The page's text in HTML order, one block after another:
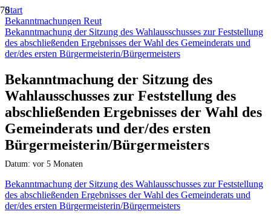
Start
Bekanntmachungen Reut
Bekanntmachung der Sitzung des Wahlausschusses zur Feststellung
des abschließenden Ergebnisses der Wahl des Gemeinderats und
der/des ersten Bürgermeisterin/Bürgermeisters
Bekanntmachung der Sitzung des
Wahlausschusses zur Feststellung des
abschließenden Ergebnisses der Wahl des
Gemeinderats und der/des ersten
Bürgermeisterin/Bürgermeisters
Datum: vor 5 Monaten
Bekanntmachung der Sitzung des Wahlausschusses zur Feststellung
des abschließenden Ergebnisses der Wahl des Gemeinderats und
der/des ersten Bürgermeisterin/Bürgermeisters